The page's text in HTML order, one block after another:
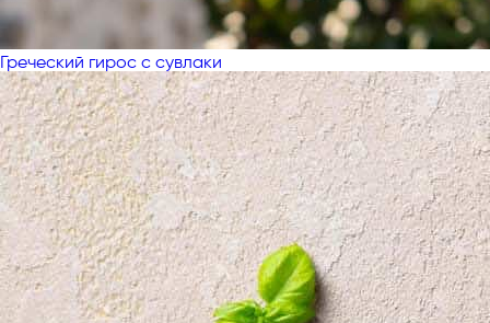
Греческий гирос с сувлаки